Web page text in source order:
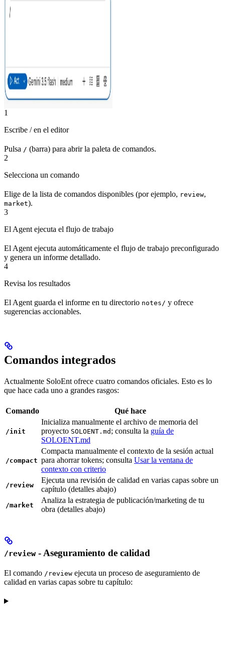
1
Escribe / en el editor
Pulsa / (barra) para abrir la paleta de comandos.
2
Selecciona un comando
Elige de la lista de comandos disponibles (por ejemplo, review,
market).
3
El Agent ejecuta el flujo de trabajo
El Agent ejecuta automáticamente el flujo de trabajo preconfigurado
y genera un informe detallado.
4
Revisa los resultados
El Agent guarda el informe en tu directorio notes/ y ofrece
sugerencias accionables.
Comandos integrados
Actualmente SoloEnt ofrece cuatro comandos oficiales. Esto es lo
que hace cada uno a grandes rasgos:
Comando Qué hace
/init
Inicializa manualmente el archivo de memoria del
proyecto SOLOENT.md ; consulta la guía de
SOLOENT.md
/compact
Compacta manualmente el contexto de la sesión actual
para ahorrar tokens; consulta Usar la ventana de
contexto con criterio
/review
Ejecuta una revisión de calidad en varias capas sobre un
capítulo (detalles abajo)
/market
Analiza la estrategia de publicación/marketing de tu
obra (detalles abajo)
/review - Aseguramiento de calidad
El comando /review ejecuta un proceso de aseguramiento de
calidad en varias capas sobre tu capítulo: